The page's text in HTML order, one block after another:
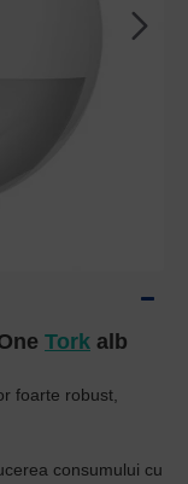
Tork alb
foarte robust,
consumului cu